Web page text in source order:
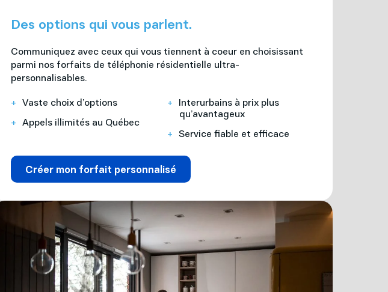
Des options qui vous parlent.
Communiquez avec ceux qui vous tiennent à coeur en choisissant
parmi nos forfaits de téléphonie résidentielle ultra-
personnalisables.
Vaste choix d’options
Appels illimités au Québec
Interurbains à prix plus
qu’avantageux
Service fiable et efficace
Créer mon forfait personnalisé